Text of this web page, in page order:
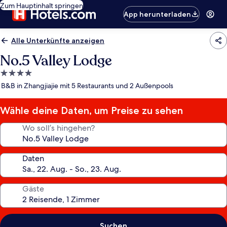
Zum Hauptinhalt springen
App herunterladen
Alle Unterkünfte anzeigen
No.5 Valley Lodge
4.0-
Sterne-
B&B in Zhangjiajie mit 5 Restaurants und 2 Außenpools
Wähle deine Daten, um Preise zu sehen
Wo soll’s hingehen?
Daten
Gäste